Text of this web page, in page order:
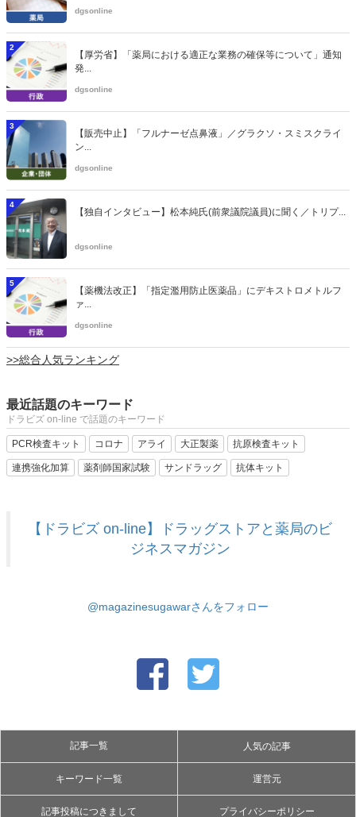
dgsonline
2
【厚労省】「薬局における適正な業務の確保等について」通知
発...
dgsonline
3
【販売中止】「フルナーゼ点鼻液」／グラクソ・スミスクライ
ン...
dgsonline
4
【独自インタビュー】松本純氏(前衆議院議員)に聞く／トリプ...
dgsonline
5
【薬機法改正】「指定濫用防止医薬品」にデキストロメトルフ
ァ...
dgsonline
>>総合人気ランキング
最近話題のキーワード
ドラビズ on-line で話題のキーワード
PCR検査キット コロナ アライ 大正製薬 抗原検査キット
連携強化加算 薬剤師国家試験 サンドラッグ 抗体キット
【ドラビズ on-line】ドラッグストアと薬局のビ
ジネスマガジン
@magazinesugawarさんをフォロー
記事一覧 人気の記事
キーワード一覧 運営元
記事投稿につきまして プライバシーポリシー